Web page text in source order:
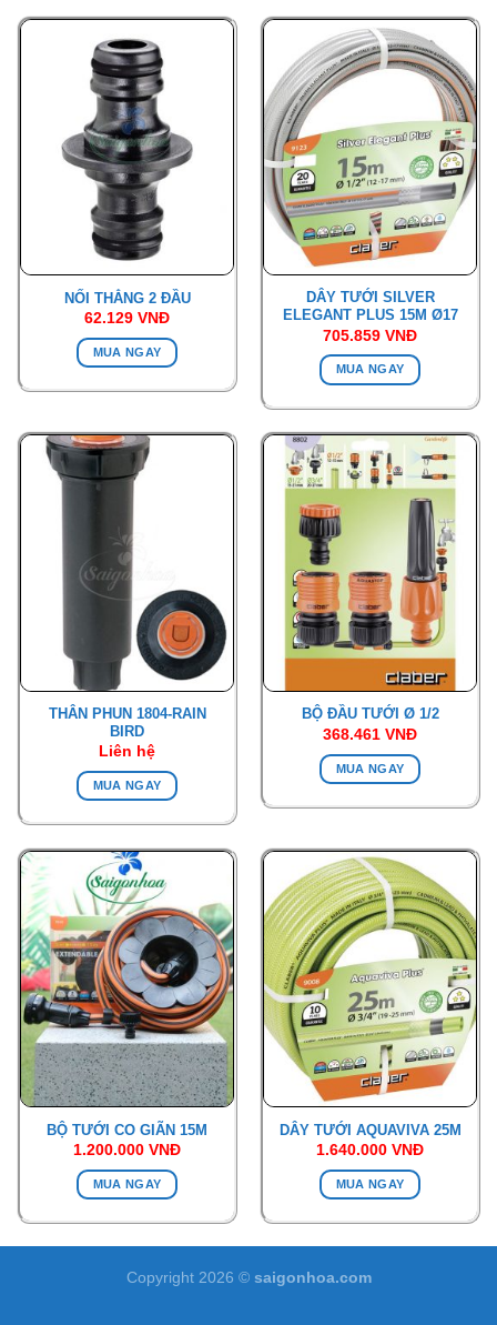
NỐI THẲNG 2 ĐẦU
62.129 VNĐ
MUA NGAY
DÂY TƯỚI SILVER
ELEGANT PLUS 15M Ø17
705.859 VNĐ
MUA NGAY
THÂN PHUN 1804-RAIN
BIRD
Liên hệ
MUA NGAY
BỘ ĐẦU TƯỚI Ø 1/2
368.461 VNĐ
MUA NGAY
BỘ TƯỚI CO GIÃN 15M
1.200.000 VNĐ
MUA NGAY
DÂY TƯỚI AQUAVIVA 25M
1.640.000 VNĐ
MUA NGAY
Copyright 2026 © saigonhoa.com